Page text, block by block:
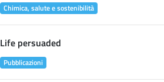
Chimica, salute e sostenibilità
Life persuaded
Pubblicazioni